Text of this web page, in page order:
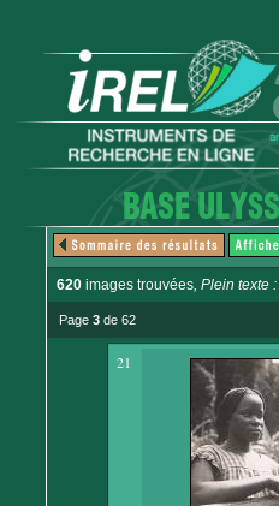
620 images trouvées, Plein texte :
Page 3 de 62
21